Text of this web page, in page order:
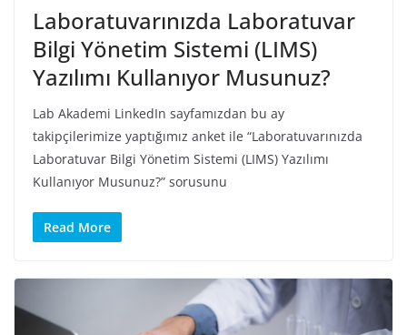
Laboratuvarınızda Laboratuvar
Bilgi Yönetim Sistemi (LIMS)
Yazılımı Kullanıyor Musunuz?
Lab Akademi LinkedIn sayfamızdan bu ay
takipçilerimize yaptığımız anket ile “Laboratuvarınızda
Laboratuvar Bilgi Yönetim Sistemi (LIMS) Yazılımı
Kullanıyor Musunuz?” sorusunu
Read More